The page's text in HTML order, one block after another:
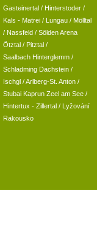
Gasteinertal / Hinterstoder /
Kals - Matrei / Lungau / Mölltal
/ Nassfeld / Sölden Arena
Ötztal / Pitztal /
Saalbach Hinterglemm /
Schladming Dachstein /
Ischgl /Arlberg-St. Anton /
Stubai Kaprun Zeel am See /
Hintertux - Zillertal / Lyžování
Rakousko